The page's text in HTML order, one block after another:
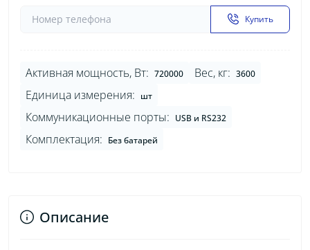
Купить
Активная мощность, Вт: 720000 Вес, кг: 3600
Единица измерения: шт
Коммуникационные порты: USB и RS232
Комплектация: Без батарей
Описание